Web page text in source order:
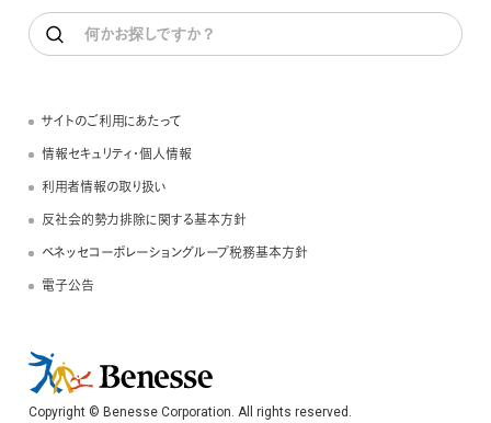
サイトのご利用にあたって
情報セキュリティ・個人情報
利用者情報の取り扱い
反社会的勢力排除に関する基本方針
ベネッセコーポレーショングループ税務基本方針
電子公告
Copyright © Benesse Corporation. All rights reserved.